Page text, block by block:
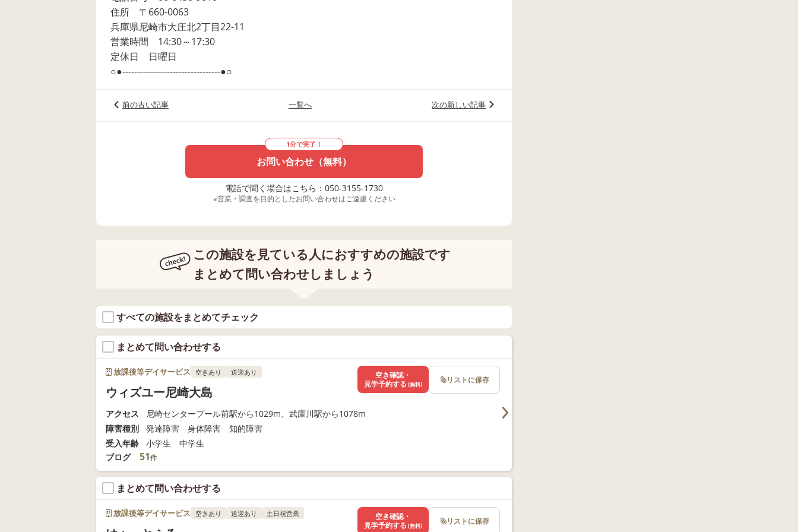
住所 〒660-0063
兵庫県尼崎市大庄北2丁目22-11
営業時間 14:30～17:30
定休日 日曜日
○●---------------------------------●○
前の古い記事 一覧へ 次の新しい記事
1分で完了！
お問い合わせ（無料）
電話で聞く場合はこちら：050-3155-1730
※営業・調査を目的としたお問い合わせはご遠慮ください
この施設を見ている人におすすめの施設です
まとめて問い合わせしましょう
すべての施設をまとめてチェック
まとめて問い合わせする
放課後等デイサービス 空きあり 送迎あり
ウィズユー尼崎大島
アクセス
尼崎センタープール前駅から1029m、武庫川駅から1078m
障害種別
発達障害 身体障害 知的障害
受入年齢
小学生 中学生
ブログ
51件
空き確認・
見学予約する (無料) リストに保存
まとめて問い合わせする
放課後等デイサービス 空きあり 送迎あり 土日祝営業
空き確認・
見学予約する (無料) リストに保存